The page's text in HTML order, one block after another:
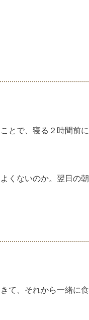
とで、寝る２時間前に
くないのか。翌日の朝
て、それから一緒に食